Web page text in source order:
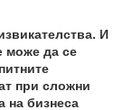
И
може да се
при сложни
на бизнеса